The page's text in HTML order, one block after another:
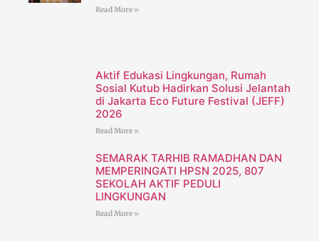
Read More »
Aktif Edukasi Lingkungan, Rumah
Sosial Kutub Hadirkan Solusi Jelantah
di Jakarta Eco Future Festival (JEFF)
2026
Read More »
SEMARAK TARHIB RAMADHAN DAN
MEMPERINGATI HPSN 2025, 807
SEKOLAH AKTIF PEDULI
LINGKUNGAN
Read More »